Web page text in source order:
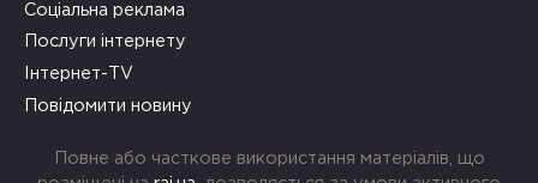
Соціальна реклама
Послуги інтернету
Інтернет-TV
Повідомити новину
Повне або часткове використання матеріалів, що